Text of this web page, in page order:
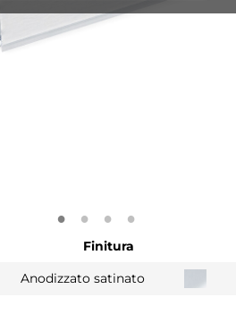
Finitura
Anodizzato satinato